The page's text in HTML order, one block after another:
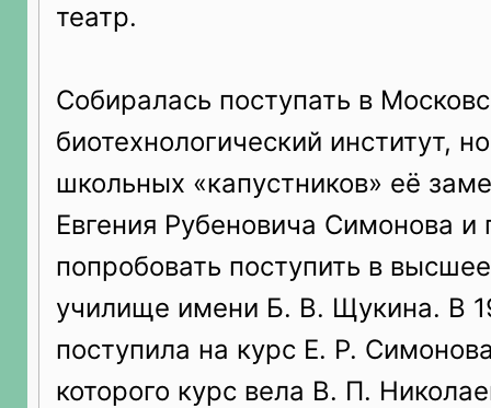
театр.
Собиралась поступать в
биотехнологический институт,
школьных «капустников» её
Евгения Рубеновича Симонова
попробовать поступить в
училище имени Б. В. Щукина. В
поступила на курс Е. Р.
которого курс вела В. П.